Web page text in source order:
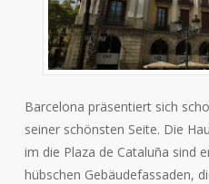
Barcelona präsentiert sich
seiner schönsten Seite. Die
im die Plaza de Cataluña sind
hübschen Gebäudefassaden,